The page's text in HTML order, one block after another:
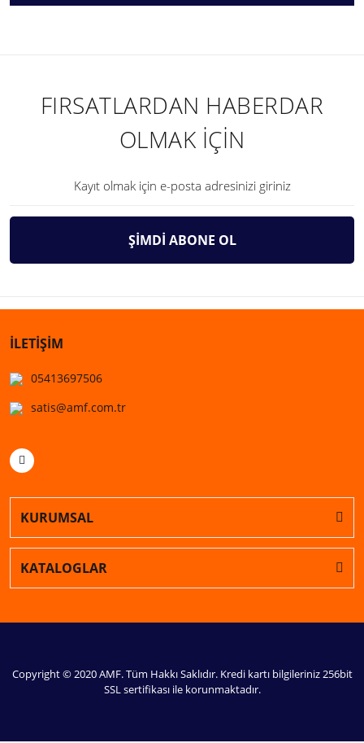
FIRSATLARDAN HABERDAR
OLMAK İÇİN
ŞİMDİ ABONE OL
İLETİŞİM
05413697506
satis@amf.com.tr
KURUMSAL
KATALOGLAR
Copyright © 2020 AMF. Tüm Hakkı Saklıdır. Kredi kartı bilgileriniz 256bit
SSL sertifikası ile korunmaktadır.